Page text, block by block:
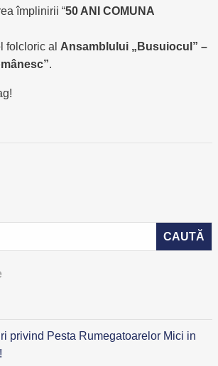
împlinirii “50 ANI COMUNA
folcloric al Ansamblului „Busuiocul” –
.
privind Pesta Rumegatoarelor Mici in